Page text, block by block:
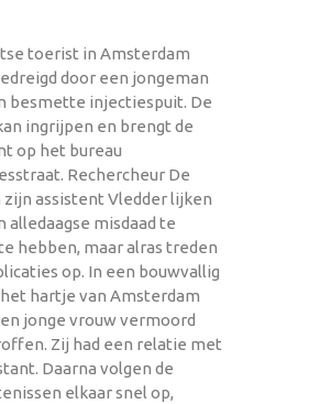
toerist in Amsterdam
door een jongeman
besmette injectiespuit. De
ingrijpen en brengt de
op het bureau
Rechercheur De
zijn assistent Vledder lijken
alledaagse misdaad te
hebben, maar alras treden
op. In een bouwvallig
hartje van Amsterdam
jonge vrouw vermoord
Zij had een relatie met
Daarna volgen de
elkaar snel op,